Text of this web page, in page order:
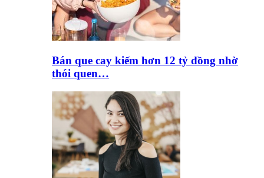
Bán que cay kiếm hơn 12 tỷ đồng nhờ
thói quen…